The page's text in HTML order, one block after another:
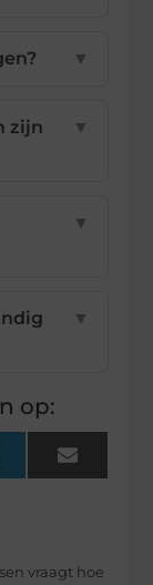
▼
zijn
▼
▼
▼
op:
Email
vraagt hoe